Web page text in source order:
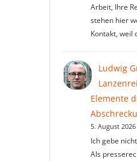
Arbeit, Ihre
stehen hier
Kontakt, weil
Ludwig
Elemente
5. August 2026
Ich gebe
Als